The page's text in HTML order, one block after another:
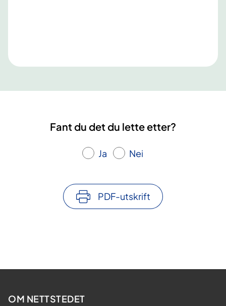
Fant du det du lette etter?
Ja Nei
PDF-utskrift
OM NETTSTEDET